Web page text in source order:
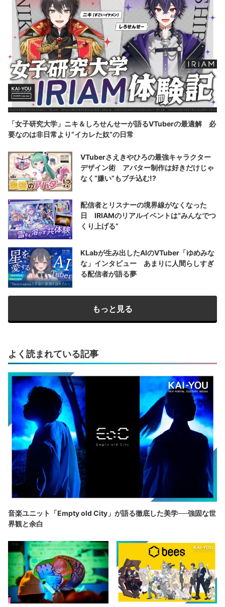
「女子研究大学」ニキ＆しろせんせーが語るVTuberの最適解 必
要なのは非日常より“イカレた奴”の日常
VTuberさえきやひろの最強キャラクター
デザイン術 アバター制作は好きだけじゃ
なく“嫌い”もブチ込む!?
配信者とリスナーの境界線がなくなった
日 IRIAMのリアルイベントは“みんなでつ
くり上げる”
KLabが生み出したAIのVTuber「ゆめみな
な」インタビュー あまりに人間らしすぎ
る配信者が語る夢
もっと見る
よく読まれている記事
音楽ユニット「Empty old City」が語る徹底した美学──強固な世
界観と余白